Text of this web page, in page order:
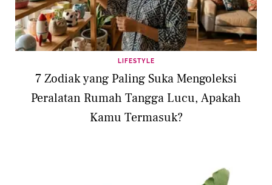
LIFESTYLE
7 Zodiak yang Paling Suka Mengoleksi
Peralatan Rumah Tangga Lucu, Apakah
Kamu Termasuk?